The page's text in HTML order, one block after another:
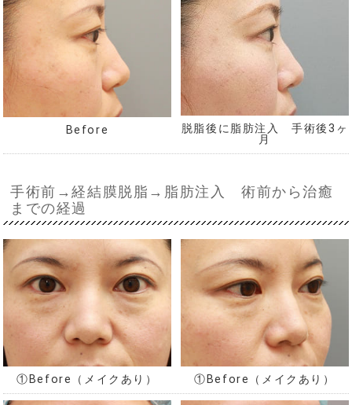
Before
脱脂後に脂肪注入 手術後3ヶ
月
手術前→経結膜脱脂→脂肪注入 術前から治癒
までの経過
①Before（メイクあり） ①Before（メイクあり）